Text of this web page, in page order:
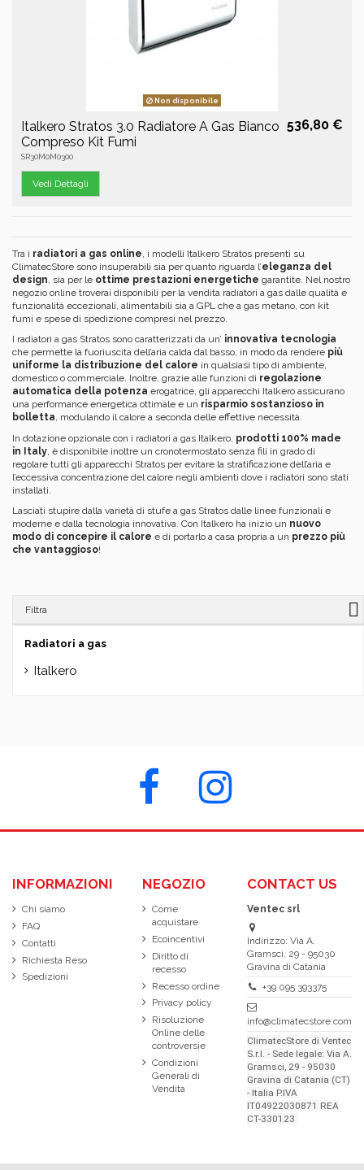
Non disponibile
Italkero Stratos 3.0 Radiatore A Gas Bianco
Compreso Kit Fumi
SR30M0M0300
536,80 €
Vedi Dettagli
Tra i radiatori a gas online , i modelli Italkero Stratos presenti su
ClimatecStore sono insuperabili sia per quanto riguarda l’eleganza del
design , sia per le ottime prestazioni energetiche garantite. Nel nostro
negozio online troverai disponibili per la vendita radiatori a gas dalle qualità e
funzionalità eccezionali, alimentabili sia a GPL che a gas metano, con kit
fumi e spese di spedizione compresi nel prezzo.
I radiatori a gas Stratos sono caratterizzati da un’ innovativa tecnologia
che permette la fuoriuscita dell’aria calda dal basso, in modo da rendere più
uniforme la distribuzione del calore in qualsiasi tipo di ambiente,
domestico o commerciale. Inoltre, grazie alle funzioni di regolazione
automatica della potenza erogatrice, gli apparecchi Italkero assicurano
una performance energetica ottimale e un risparmio sostanzioso in
bolletta, modulando il calore a seconda delle effettive necessità.
In dotazione opzionale con i radiatori a gas Italkero, prodotti 100% made
in Italy , è disponibile inoltre un cronotermostato senza fili in grado di
regolare tutti gli apparecchi Stratos per evitare la stratificazione dell’aria e
l’eccessiva concentrazione del calore negli ambienti dove i radiatori sono stati
installati.
Lasciati stupire dalla varietà di stufe a gas Stratos dalle linee funzionali e
moderne e dalla tecnologia innovativa. Con Italkero ha inizio un nuovo
modo di concepire il calore e di portarlo a casa propria a un prezzo più
che vantaggioso!
Filtra
Radiatori a gas
Italkero
INFORMAZIONI
Chi siamo
FAQ
Contatti
Richiesta Reso
Spedizioni
NEGOZIO
Come
acquistare
Ecoincentivi
Diritto di
recesso
Recesso ordine
Privacy policy
Risoluzione
Online delle
controversie
Condizioni
Generali di
Vendita
CONTACT US
Ventec srl
Indirizzo: Via A.
Gramsci, 29 - 95030
Gravina di Catania
+39 095 393375
info@climatecstore.com
ClimatecStore di Ventec
S.r.l. - Sede legale: Via A.
Gramsci, 29 - 95030
Gravina di Catania (CT)
- Italia P.IVA
IT04922030871 REA
CT-330123